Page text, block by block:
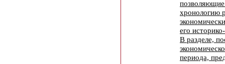
хронологию
его
В разделе,
периода,